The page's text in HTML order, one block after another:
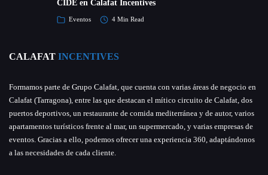
CIDE en Calafat Incentives
Eventos 4 Min Read
CALAFAT INCENTIVES
Formamos parte de Grupo Calafat, que cuenta con varias áreas de negocio en
Calafat (Tarragona), entre las que destacan el mítico circuito de Calafat, dos
puertos deportivos, un restaurante de comida mediterránea y de autor, varios
apartamentos turísticos frente al mar, un supermercado, y varias empresas de
eventos. Gracias a ello, podemos ofrecer una experiencia 360, adaptándonos
a las necesidades de cada cliente.